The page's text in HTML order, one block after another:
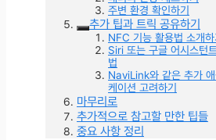
주변 환경 확인하기
추가 팁과 트릭 공유하기
NFC 기능 활용법 소개하
Siri 또는 구글 어시스턴
법
NaviLink와 같은 추가 애
케이션 고려하기
마무리로
추가적으로 참고할 만한 팁들
중요 사항 정리